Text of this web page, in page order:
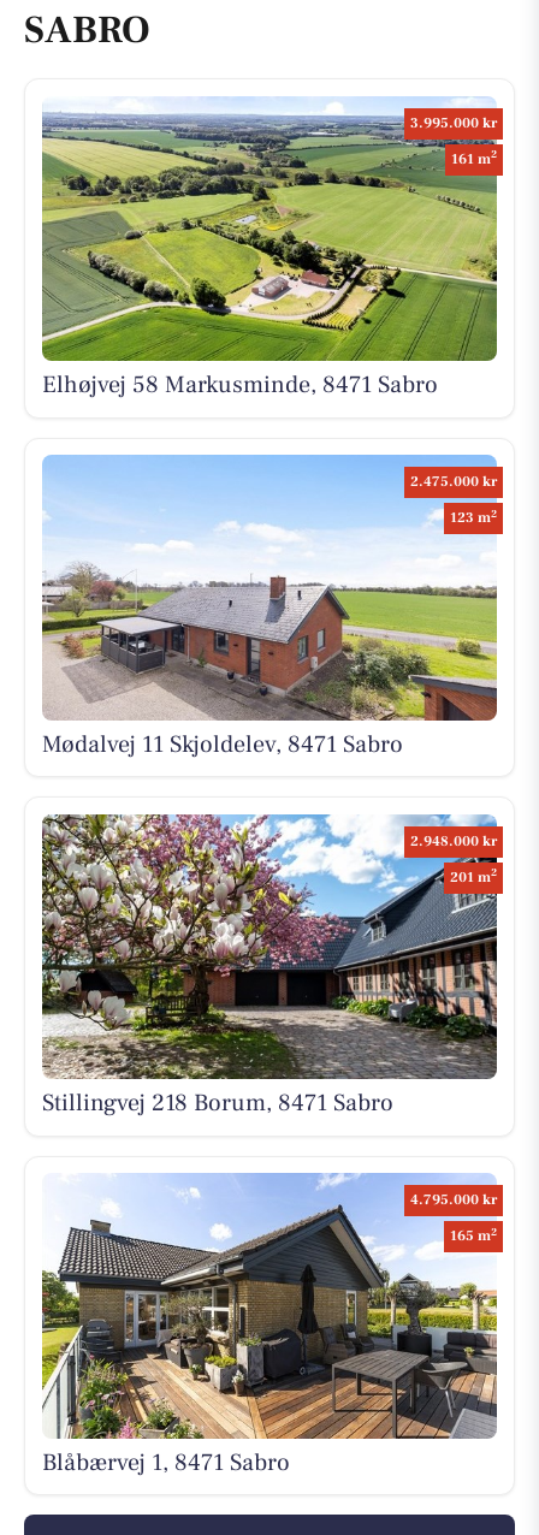
SABRO
3.995.000 kr
161 m2
Elhøjvej 58 Markusminde, 8471 Sabro
2.475.000 kr
123 m2
Mødalvej 11 Skjoldelev, 8471 Sabro
2.948.000 kr
201 m2
Stillingvej 218 Borum, 8471 Sabro
4.795.000 kr
165 m2
Blåbærvej 1, 8471 Sabro